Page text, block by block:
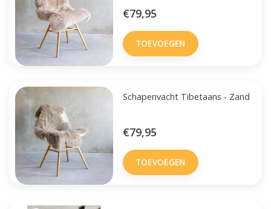
€79,95
TOEVOEGEN
Schapenvacht Tibetaans - Zand
€79,95
TOEVOEGEN